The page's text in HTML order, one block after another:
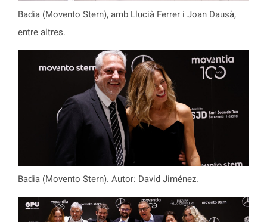
Badia (Movento Stern), amb Llucià Ferrer i Joan Dausà,
entre altres.
Badia (Movento Stern). Autor: David Jiménez.